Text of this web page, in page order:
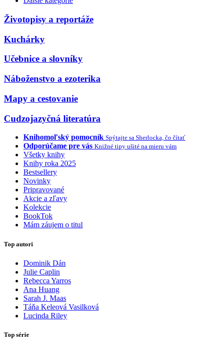
Životopisy a reportáže
Kuchárky
Učebnice a slovníky
Náboženstvo a ezoterika
Mapy a cestovanie
Cudzojazyčná literatúra
Knihomoľský pomocník Spýtajte sa Sherlocka, čo čítať
Odporúčame pre vás Knižné tipy ušité na mieru vám
Všetky knihy
Knihy roka 2025
Bestsellery
Novinky
Pripravované
Akcie a zľavy
Kolekcie
BookTok
Mám záujem o titul
Top autori
Dominik Dán
Julie Caplin
Rebecca Yarros
Ana Huang
Sarah J. Maas
Táňa Keleová Vasilková
Lucinda Riley
Top série